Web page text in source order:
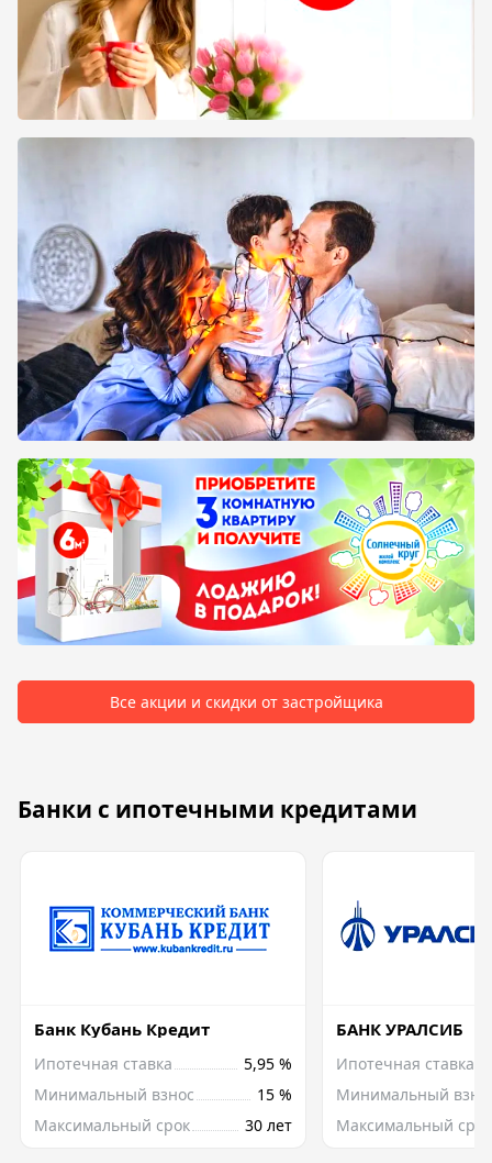
Все акции и скидки от застройщика
Банки с ипотечными кредитами
Банк Кубань Кредит
Ипотечная ставка
5,95 %
Минимальный взнос
15 %
Максимальный срок
30 лет
БАНК УРАЛСИБ
Ипотечная ставка
Минимальный
Максимальный срок